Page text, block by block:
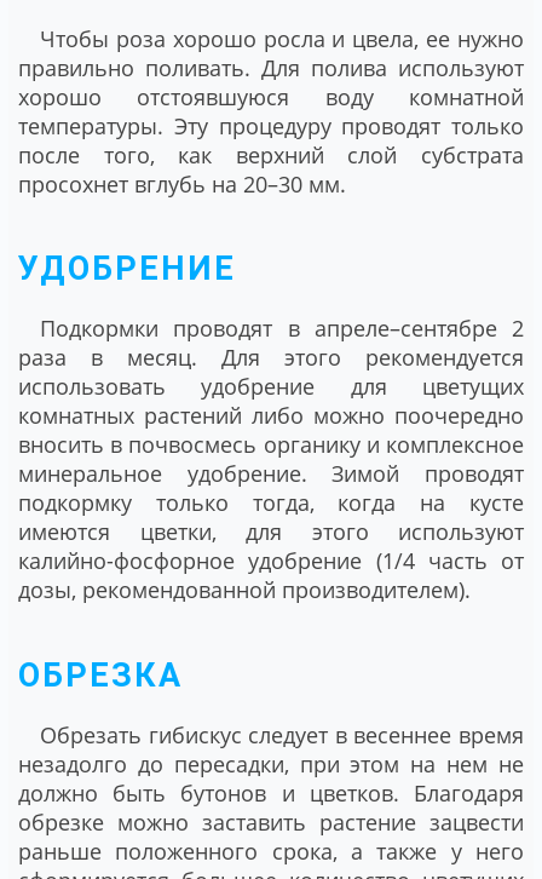
Чтобы роза хорошо росла и цвела, ее нужно
правильно поливать. Для полива используют
хорошо отстоявшуюся воду комнатной
температуры. Эту процедуру проводят только
после того, как верхний слой субстрата
просохнет вглубь на 20–30 мм.
УДОБРЕНИЕ
Подкормки проводят в апреле–сентябре 2
раза в месяц. Для этого рекомендуется
использовать удобрение для цветущих
комнатных растений либо можно поочередно
вносить в почвосмесь органику и комплексное
минеральное удобрение. Зимой проводят
подкормку только тогда, когда на кусте
имеются цветки, для этого используют
калийно-фосфорное удобрение (1/4 часть от
дозы, рекомендованной производителем).
ОБРЕЗКА
Обрезать гибискус следует в весеннее время
незадолго до пересадки, при этом на нем не
должно быть бутонов и цветков. Благодаря
обрезке можно заставить растение зацвести
раньше положенного срока, а также у него